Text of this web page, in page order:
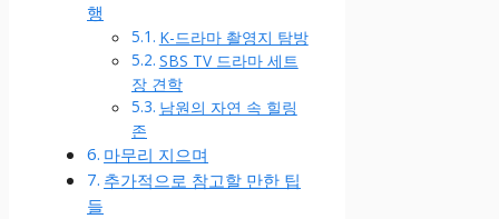
행
K-드라마 촬영지 탐방
SBS TV 드라마 세트
장 견학
남원의 자연 속 힐링
존
마무리 지으며
추가적으로 참고할 만한 팁
들